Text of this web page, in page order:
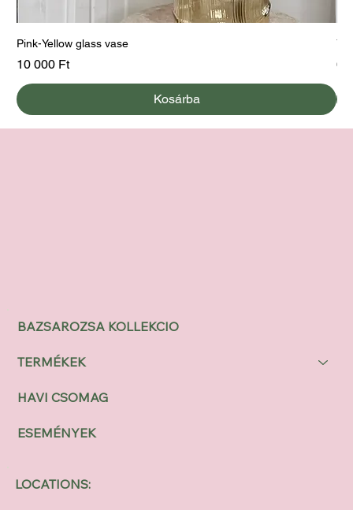
Pink-Yellow glass vase
Ár
10 000 Ft
Kosárba
Ár
BAZSAROZSA KOLLEKCIO
TERMÉKEK
HAVI CSOMAG
ESEMÉNYEK
LOCATIONS: